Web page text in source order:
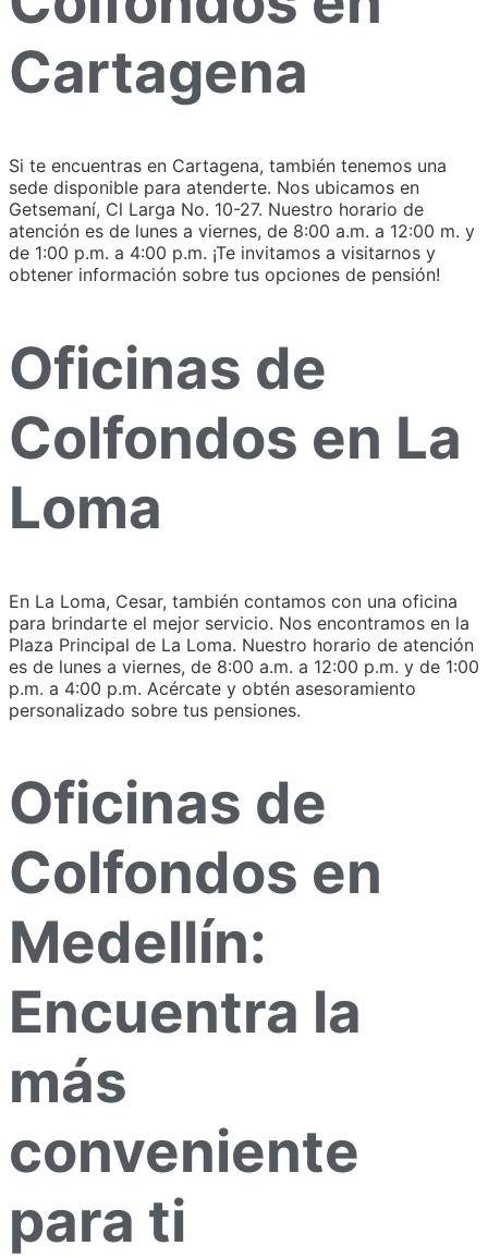
Cartagena
Si te encuentras en Cartagena, también tenemos una
sede disponible para atenderte. Nos ubicamos en
Getsemaní, Cl Larga No. 10-27. Nuestro horario de
atención es de lunes a viernes, de 8:00 a.m. a 12:00 m. y
de 1:00 p.m. a 4:00 p.m. ¡Te invitamos a visitarnos y
obtener información sobre tus opciones de pensión!
Oficinas de
Colfondos en La
Loma
En La Loma, Cesar, también contamos con una oficina
para brindarte el mejor servicio. Nos encontramos en la
Plaza Principal de La Loma. Nuestro horario de atención
es de lunes a viernes, de 8:00 a.m. a 12:00 p.m. y de 1:00
p.m. a 4:00 p.m. Acércate y obtén asesoramiento
personalizado sobre tus pensiones.
Oficinas de
Colfondos en
Medellín:
Encuentra la
más
conveniente
para ti